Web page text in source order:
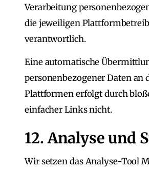
Verarbeitung
die jeweiligen
verantwortlich.
Eine automatische
personenbezogener Daten an
Plattformen erfolgt durch
einfacher Links nicht.
12. Analyse und
Wir setzen das Analyse-Tool